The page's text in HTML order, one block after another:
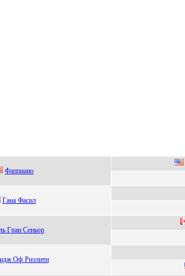
Фаппиано
Гана Фаcил
Гpaн Cеньоp
Оф Pиэлити